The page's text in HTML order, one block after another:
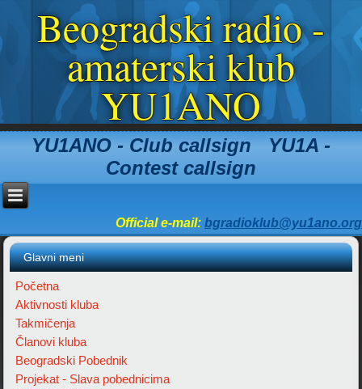
Beogradski radio -
amaterski klub
YU1ANO
YU1ANO - Club callsign YU1A -
Contest callsign
Official e-mail: bgradioklub@yu1ano.org
Glavni meni
Početna
Aktivnosti kluba
Takmičenja
Članovi kluba
Beogradski Pobednik
Projekat - Slava pobednicima